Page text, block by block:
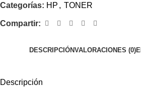
Categorías: HP , TONER
Compartir:
DESCRIPCIÓNVALORACIONES (0)
Descripción